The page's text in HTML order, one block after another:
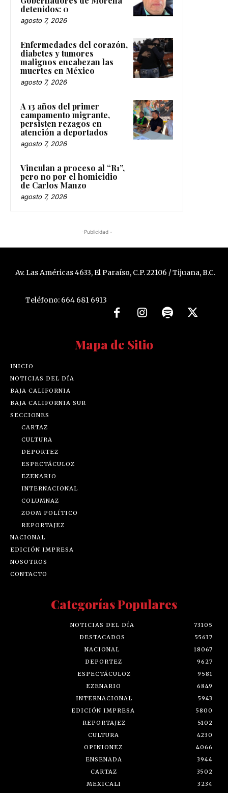
detenidos: 0
agosto 7, 2026
Enfermedades del corazón,
diabetes y tumores
malignos encabezan las
muertes en México
agosto 7, 2026
A 13 años del primer
campamento migrante,
persisten rezagos en
atención a deportados
agosto 7, 2026
Vinculan a proceso al “R1”,
pero no por el homicidio
de Carlos Manzo
agosto 7, 2026
-Publicidad -
Av. Las Américas 4633, El Paraíso, C.P. 22106 / Tijuana, B.C.
Teléfono: 664 681 6913
Mapa de Sitio
INICIO
NOTICIAS DEL DÍA
BAJA CALIFORNIA
BAJA CALIFORNIA SUR
SECCIONES
CARTAZ
CULTURA
DEPORTEZ
ESPECTÁCULOZ
EZENARIO
INTERNACIONAL
COLUMNAZ
ZOOM POLÍTICO
REPORTAJEZ
NACIONAL
EDICIÓN IMPRESA
NOSOTROS
CONTACTO
Categorías Populares
NOTICIAS DEL DÍA
73105
DESTACADOS
55637
NACIONAL
18067
DEPORTEZ
9627
ESPECTÁCULOZ
9581
EZENARIO
6849
INTERNACIONAL
5943
EDICIÓN IMPRESA
5800
REPORTAJEZ
5102
CULTURA
4230
OPINIONEZ
4066
ENSENADA
3944
CARTAZ
3502
MEXICALI
3234